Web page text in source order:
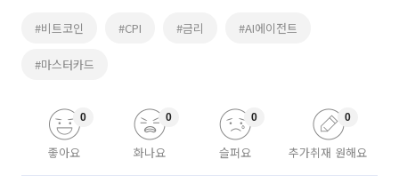
#비트코인 #CPI #금리 #AI에이전트
#마스터카드
좋아요
0
화나요
0
슬퍼요
0
추가취재 원해요
0